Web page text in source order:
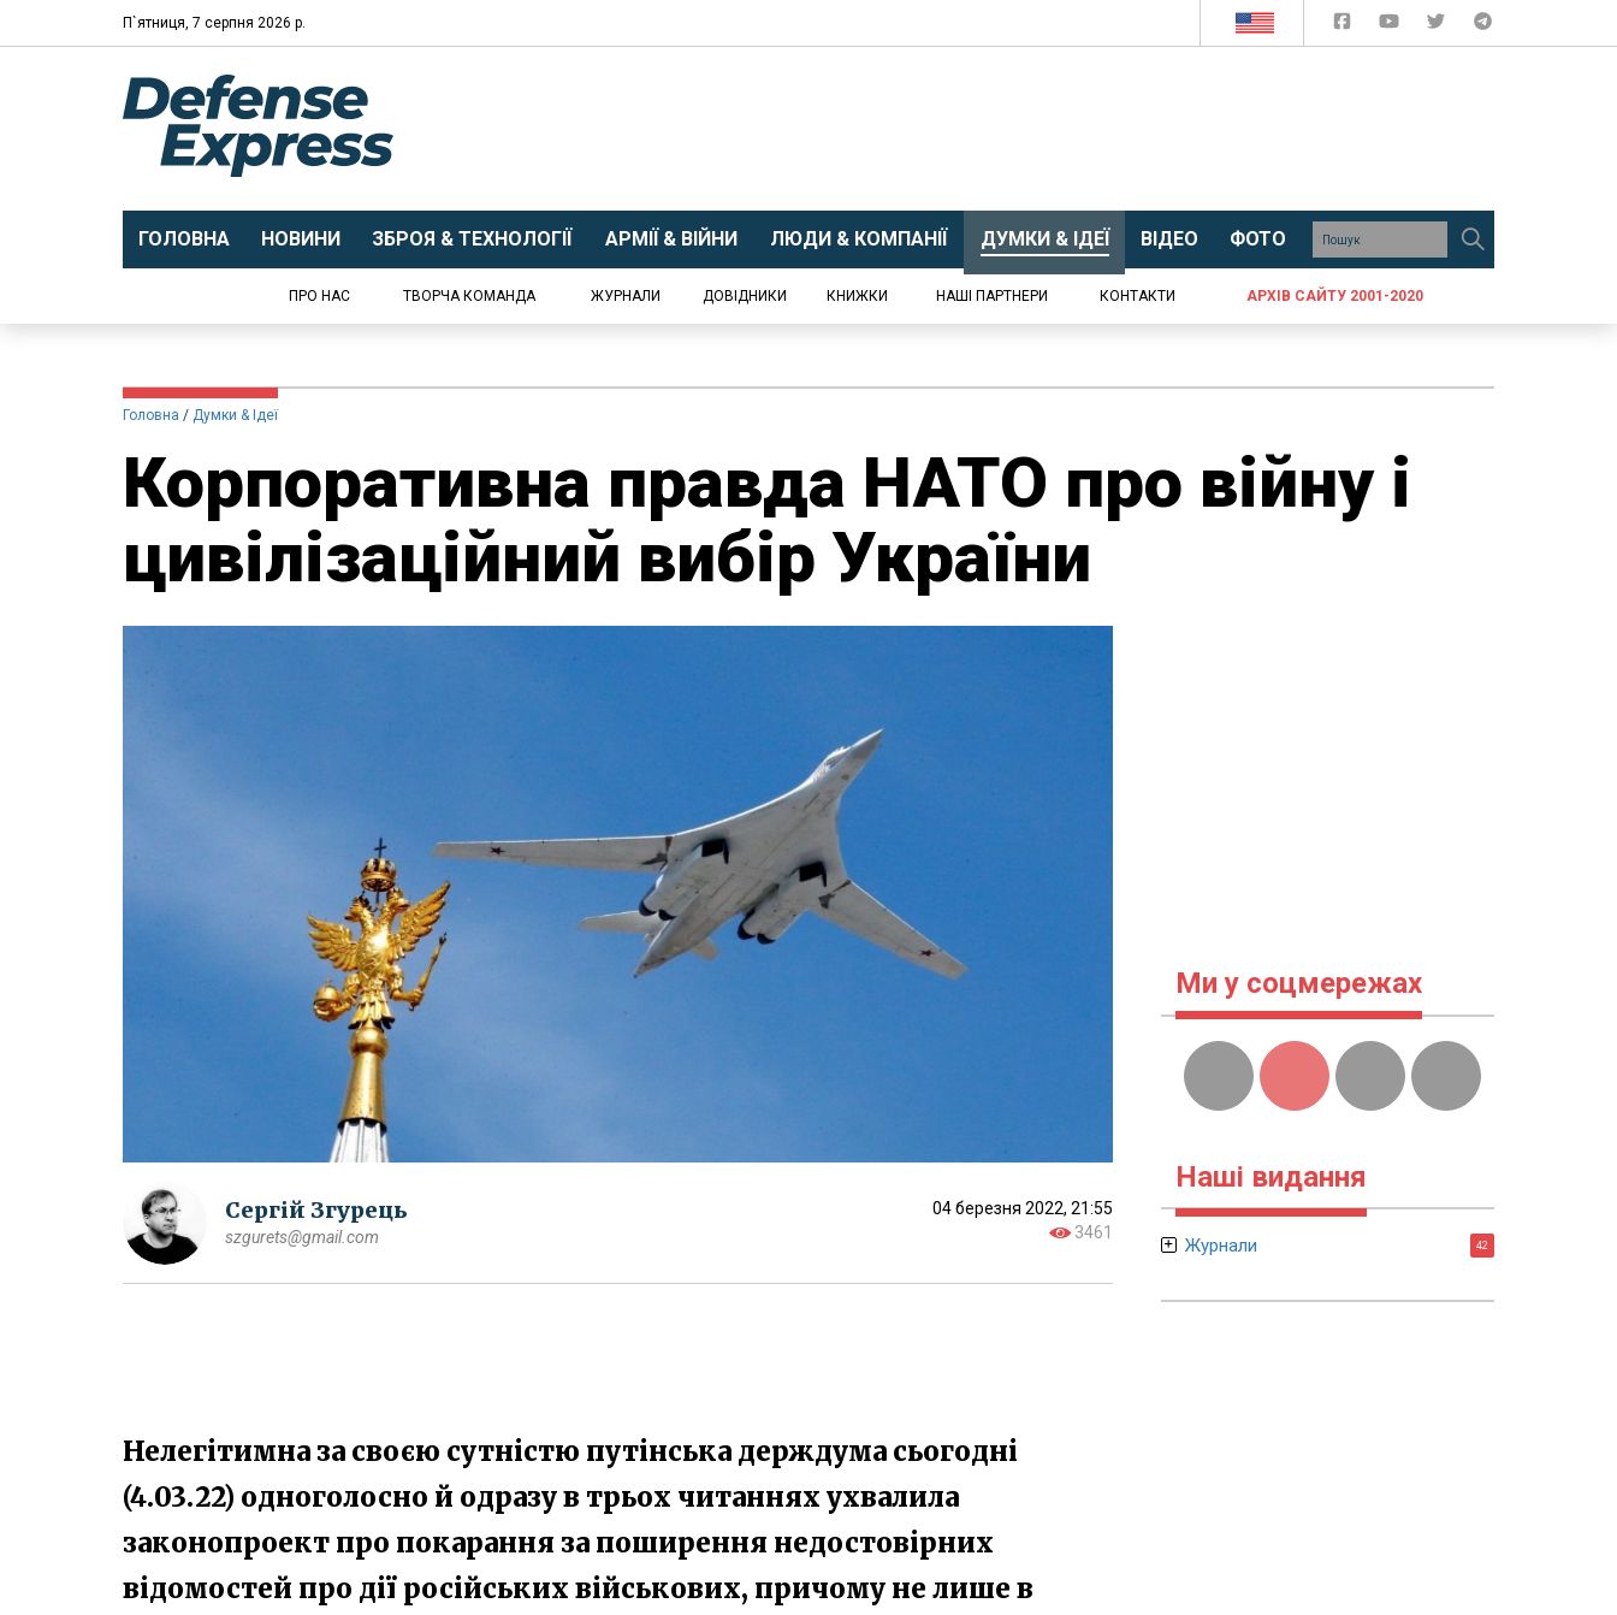
П`ятниця, 7 серпня 2026 р.
ГОЛОВНА НОВИНИ ЗБРОЯ & ТЕХНОЛОГІЇ АРМІЇ & ВІЙНИ ЛЮДИ & КОМПАНІЇ ДУМКИ & ІДЕЇ ВІДЕО ФОТО
ПРО НАС ТВОРЧА КОМАНДА ЖУРНАЛИ ДОВІДНИКИ КНИЖКИ НАШІ ПАРТНЕРИ КОНТАКТИ АРХІВ САЙТУ 2001-2020
Головна Думки & Ідеї
Корпоративна правда НАТО про війну і
цивілізаційний вибір України
Сергій Згурець
szgurets@gmail.com
04 березня 2022, 21:55
3461
Нелегітимна за своєю сутністю путінська держдума сьогодні
(4.03.22) одноголосно й одразу в трьох читаннях ухвалила
законопроект про покарання за поширення недостовірних
відомостей про дії російських військових, причому не лише в
Ми у соцмережах
Наші видання
Журнали 42